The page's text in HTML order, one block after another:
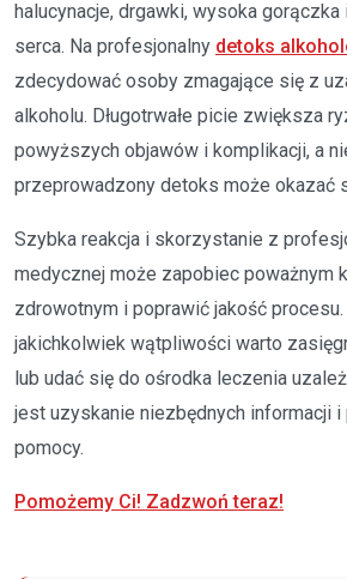
halucynacje, drgawki, wysoka gorączka
serca. Na profesjonalny detoks
zdecydować osoby zmagające się z
alkoholu. Długotrwałe picie zwiększa
powyższych objawów i komplikacji, a
przeprowadzony detoks może okazać
Szybka reakcja i skorzystanie z
medycznej może zapobiec poważnym
zdrowotnym i poprawić jakość
jakichkolwiek wątpliwości warto
lub udać się do ośrodka leczenia
jest uzyskanie niezbędnych informacji
pomocy.
Pomożemy Ci! Zadzwoń teraz!